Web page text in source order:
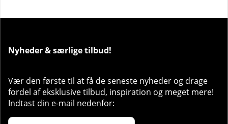
Nyheder & særlige tilbud!
Vær den første til at få de seneste nyheder og drage
fordel af eksklusive tilbud, inspiration og meget mere!
Indtast din e-mail nedenfor: